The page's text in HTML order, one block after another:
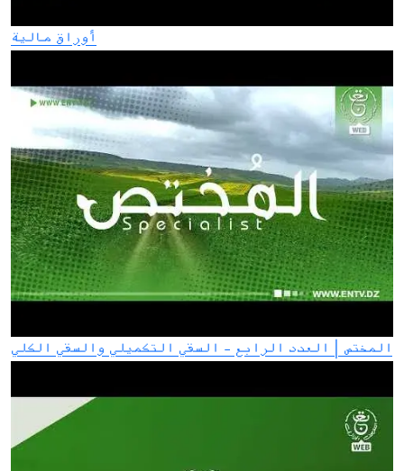
أوراق مالية
المختص | العدد الرابع - السقي التكميلي والسقي الكلي